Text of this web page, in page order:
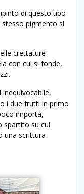
di questo tipo
pigmento si
crettature
con cui si fonde,
i due frutti in primo
importa,
spartito su cui
una scrittura